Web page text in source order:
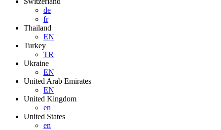
de
fr
Thailand
EN
Turkey
TR
Ukraine
EN
United Arab Emirates
EN
United Kingdom
en
United States
en